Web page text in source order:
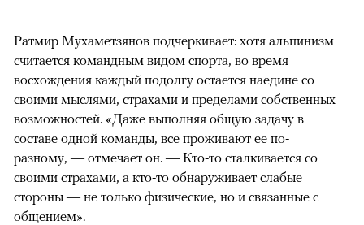
Ратмир Мухаметзянов подчеркивает: хотя альпинизм
считается командным видом спорта, во время
восхождения каждый подолгу остается наедине со
своими мыслями, страхами и пределами собственных
возможностей. «Даже выполняя общую задачу в
составе одной команды, все проживают ее по-
разному, — отмечает он. — Кто-то сталкивается со
своими страхами, а кто-то обнаруживает слабые
стороны — не только физические, но и связанные с
общением».